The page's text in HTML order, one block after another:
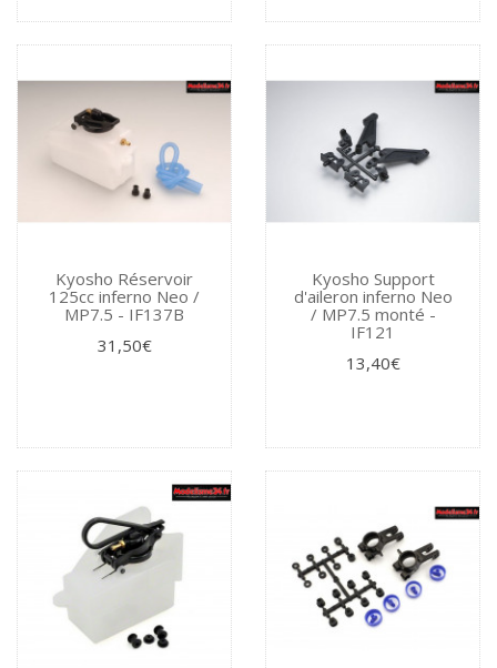
Kyosho Réservoir
125cc inferno Neo /
MP7.5 - IF137B
31,50€
Kyosho Support
d'aileron inferno Neo
/ MP7.5 monté -
IF121
13,40€